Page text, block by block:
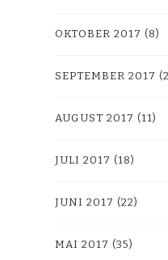
OKTOBER 2017 (8)
SEPTEMBER 2017
AUGUST 2017 (11)
JULI 2017 (18)
JUNI 2017 (22)
MAI 2017 (35)